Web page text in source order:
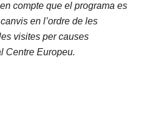
compte que el programa es
en l’ordre de les
visites per causes
Centre Europeu.